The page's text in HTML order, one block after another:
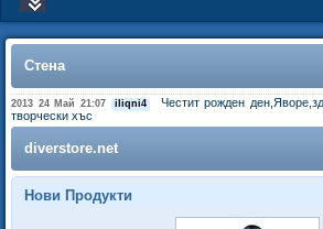
Стена
2013 24 Май 21:07 iliqni4
Честит рожден
творчески хъс
diverstore.net
Нови Продукти